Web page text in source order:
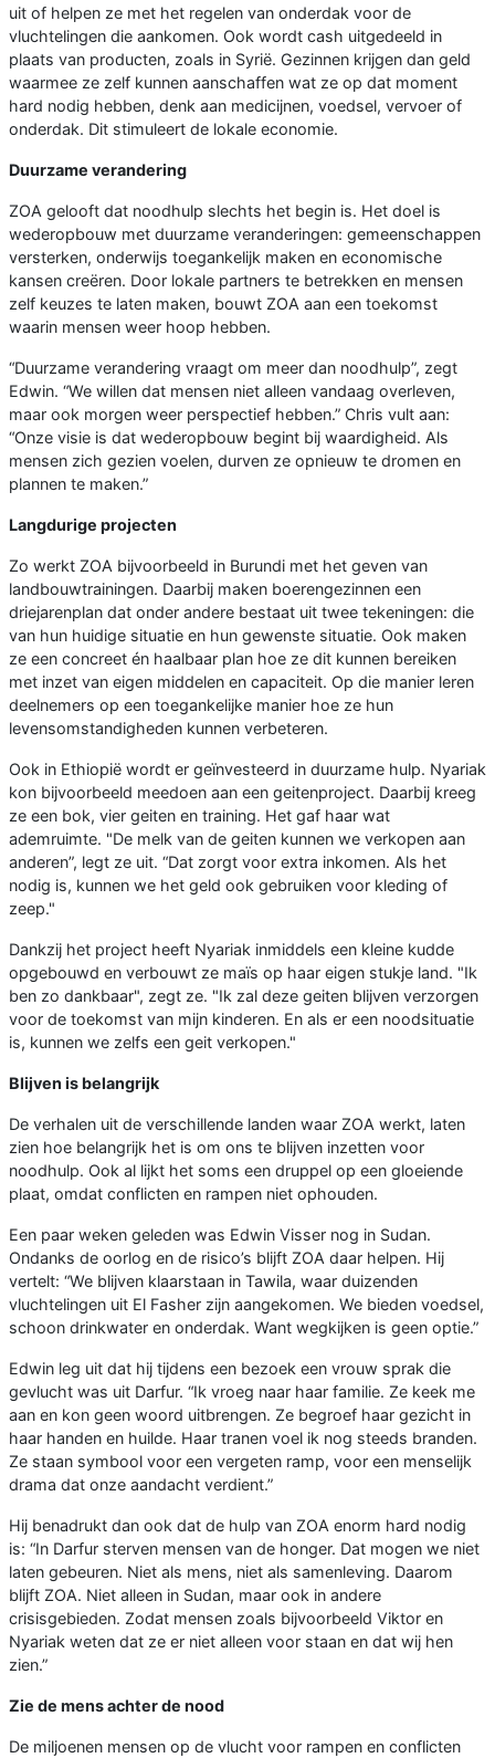
uit of helpen ze met het regelen van onderdak voor de
vluchtelingen die aankomen. Ook wordt cash uitgedeeld in
plaats van producten, zoals in Syrië. Gezinnen krijgen dan geld
waarmee ze zelf kunnen aanschaffen wat ze op dat moment
hard nodig hebben, denk aan medicijnen, voedsel, vervoer of
onderdak. Dit stimuleert de lokale economie.
Duurzame verandering
ZOA gelooft dat noodhulp slechts het begin is. Het doel is
wederopbouw met duurzame veranderingen: gemeenschappen
versterken, onderwijs toegankelijk maken en economische
kansen creëren. Door lokale partners te betrekken en mensen
zelf keuzes te laten maken, bouwt ZOA aan een toekomst
waarin mensen weer hoop hebben.
“Duurzame verandering vraagt om meer dan noodhulp”, zegt
Edwin. “We willen dat mensen niet alleen vandaag overleven,
maar ook morgen weer perspectief hebben.” Chris vult aan:
“Onze visie is dat wederopbouw begint bij waardigheid. Als
mensen zich gezien voelen, durven ze opnieuw te dromen en
plannen te maken.”
Langdurige projecten
Zo werkt ZOA bijvoorbeeld in Burundi met het geven van
landbouwtrainingen. Daarbij maken boerengezinnen een
driejarenplan dat onder andere bestaat uit twee tekeningen: die
van hun huidige situatie en hun gewenste situatie. Ook maken
ze een concreet én haalbaar plan hoe ze dit kunnen bereiken
met inzet van eigen middelen en capaciteit. Op die manier leren
deelnemers op een toegankelijke manier hoe ze hun
levensomstandigheden kunnen verbeteren.
Ook in Ethiopië wordt er geïnvesteerd in duurzame hulp. Nyariak
kon bijvoorbeeld meedoen aan een geitenproject. Daarbij kreeg
ze een bok, vier geiten en training. Het gaf haar wat
ademruimte. "De melk van de geiten kunnen we verkopen aan
anderen”, legt ze uit. “Dat zorgt voor extra inkomen. Als het
nodig is, kunnen we het geld ook gebruiken voor kleding of
zeep."
Dankzij het project heeft Nyariak inmiddels een kleine kudde
opgebouwd en verbouwt ze maïs op haar eigen stukje land. "Ik
ben zo dankbaar", zegt ze. "Ik zal deze geiten blijven verzorgen
voor de toekomst van mijn kinderen. En als er een noodsituatie
is, kunnen we zelfs een geit verkopen."
Blijven is belangrijk
De verhalen uit de verschillende landen waar ZOA werkt, laten
zien hoe belangrijk het is om ons te blijven inzetten voor
noodhulp. Ook al lijkt het soms een druppel op een gloeiende
plaat, omdat conflicten en rampen niet ophouden.
Een paar weken geleden was Edwin Visser nog in Sudan.
Ondanks de oorlog en de risico’s blijft ZOA daar helpen. Hij
vertelt: “We blijven klaarstaan in Tawila, waar duizenden
vluchtelingen uit El Fasher zijn aangekomen. We bieden voedsel,
schoon drinkwater en onderdak. Want wegkijken is geen optie.”
Edwin leg uit dat hij tijdens een bezoek een vrouw sprak die
gevlucht was uit Darfur. “Ik vroeg naar haar familie. Ze keek me
aan en kon geen woord uitbrengen. Ze begroef haar gezicht in
haar handen en huilde. Haar tranen voel ik nog steeds branden.
Ze staan symbool voor een vergeten ramp, voor een menselijk
drama dat onze aandacht verdient.”
Hij benadrukt dan ook dat de hulp van ZOA enorm hard nodig
is: “In Darfur sterven mensen van de honger. Dat mogen we niet
laten gebeuren. Niet als mens, niet als samenleving. Daarom
blijft ZOA. Niet alleen in Sudan, maar ook in andere
crisisgebieden. Zodat mensen zoals bijvoorbeeld Viktor en
Nyariak weten dat ze er niet alleen voor staan en dat wij hen
zien.”
Zie de mens achter de nood
De miljoenen mensen op de vlucht voor rampen en conflicten